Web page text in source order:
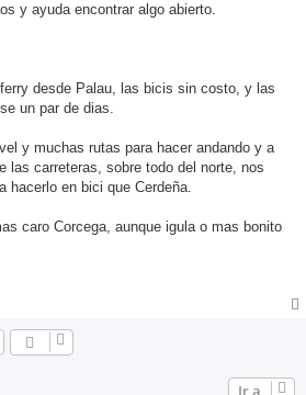
y ayuda encontrar algo abierto.
desde Palau, las bicis sin costo, y las
un par de dias.
y muchas rutas para hacer andando y a
las carreteras, sobre todo del norte, nos
hacerlo en bici que Cerdeña.
caro Corcega, aunque igula o mas bonito
Ir a